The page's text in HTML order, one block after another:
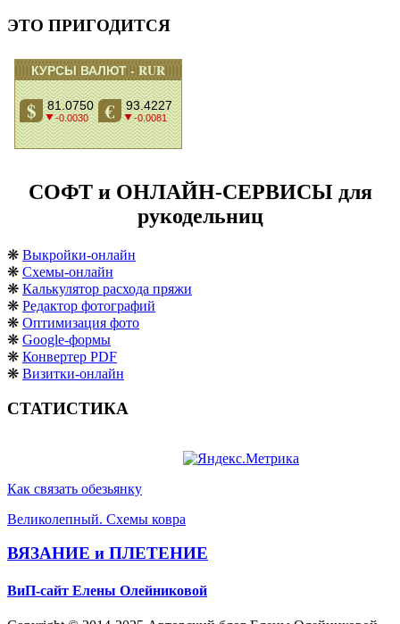
ЭТО ПРИГОДИТСЯ
СОФТ и ОНЛАЙН-СЕРВИСЫ для
рукодельниц
❋ Выкройки-онлайн
❋ Схемы-онлайн
❋ Калькулятор расхода пряжи
❋ Редактор фотографий
❋ Оптимизация фото
❋ Google-формы
❋ Конвертер PDF
❋ Визитки-онлайн
СТАТИСТИКА
Как связать обезьянку
Великолепный. Схемы ковра
ВЯЗАНИЕ и ПЛЕТЕНИЕ
ВиП-сайт Елены Олейниковой